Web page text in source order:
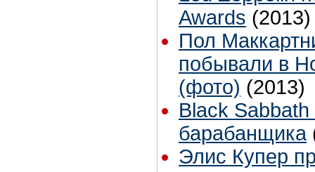
Awards (2013)
Пол
побывали в
(фото) (2013)
Black Sabbath
барабанщика
Элис Купер